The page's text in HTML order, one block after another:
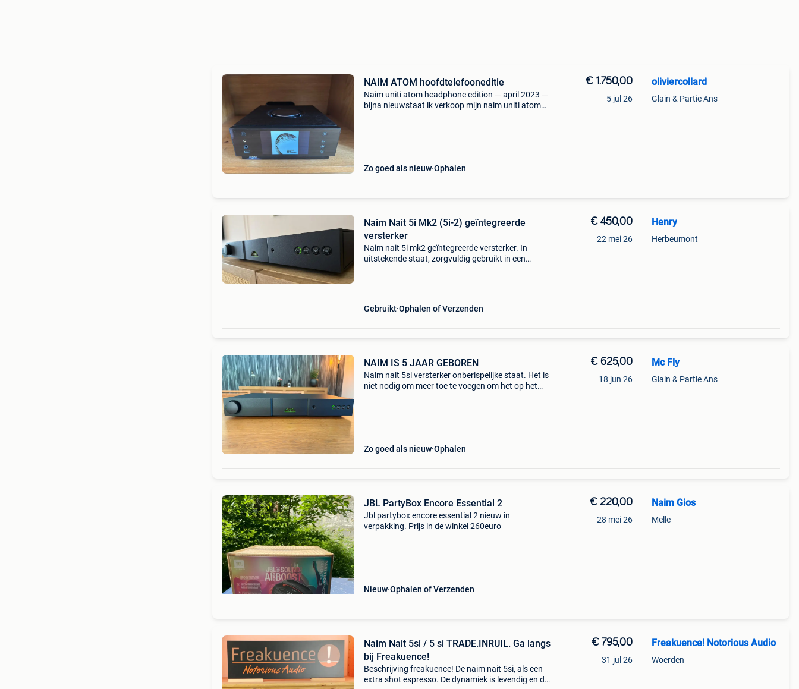
NAIM ATOM hoofdtelefooneditie
Naim uniti atom headphone edition — april 2023 —
bijna nieuwstaat ik verkoop mijn naim uniti atom
Zo goed als nieuw Ophalen
€ 1.750,00
5 jul 26
oliviercollard
Glain & Partie Ans
Naim Nait 5i Mk2 (5i-2) geïntegreerde
versterker
Naim nait 5i mk2 geïntegreerde versterker. In
uitstekende staat, zorgvuldig gebruikt in een
Gebruikt Ophalen of Verzenden
€ 450,00
22 mei 26
Henry
Herbeumont
NAIM IS 5 JAAR GEBOREN
Naim nait 5si versterker onberispelijke staat. Het is
niet nodig om meer toe te voegen om het op het
Zo goed als nieuw Ophalen
€ 625,00
18 jun 26
Mc Fly
Glain & Partie Ans
JBL PartyBox Encore Essential 2
Jbl partybox encore essential 2 nieuw in
verpakking. Prijs in de winkel 260euro
Nieuw Ophalen of Verzenden
€ 220,00
28 mei 26
Naim Gios
Melle
Naim Nait 5si / 5 si TRADE.INRUIL. Ga langs
bij Freakuence!
Beschrijving freakuence! De naim nait 5si, als een
extra shot espresso. De dynamiek is levendig en de
€ 795,00
31 jul 26
Freakuence! Notorious Audio
Woerden